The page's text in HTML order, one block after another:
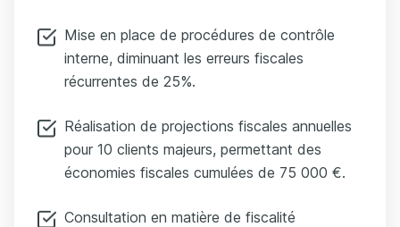
Mise en place de procédures de contrôle
interne, diminuant les erreurs fiscales
récurrentes de 25%.
Réalisation de projections fiscales annuelles
pour 10 clients majeurs, permettant des
économies fiscales cumulées de 75 000 €.
Consultation en matière de fiscalité